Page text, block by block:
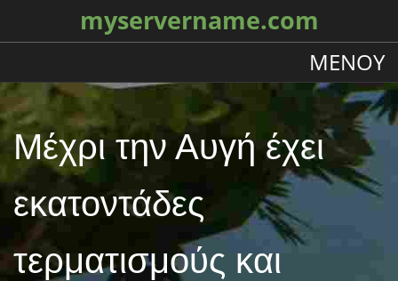
myservername.com
ΜΕΝΟΎ
Μέχρι την Αυγή έχει
εκατοντάδες
τερματισμούς και